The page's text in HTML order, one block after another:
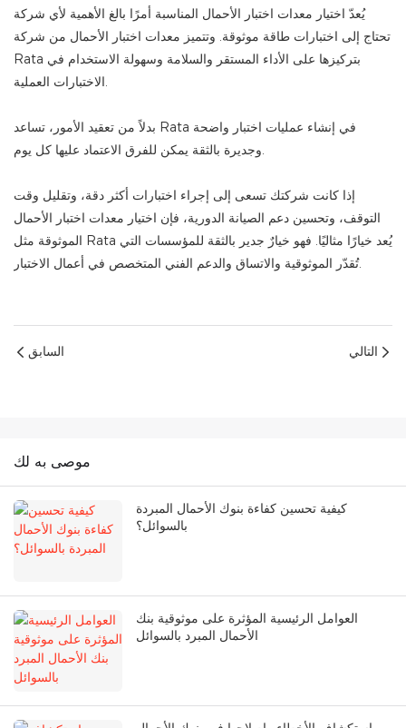
يُعدّ اختيار معدات اختبار الأحمال المناسبة أمرًا بالغ الأهمية لأي شركة
تحتاج إلى اختبارات طاقة موثوقة. وتتميز معدات اختبار الأحمال من شركة
Rata بتركيزها على الأداء المستقر والسلامة وسهولة الاستخدام في
الاختبارات العملية.
بدلاً من تعقيد الأمور، تساعد Rata في إنشاء عمليات اختبار واضحة
وجديرة بالثقة يمكن للفرق الاعتماد عليها كل يوم.
إذا كانت شركتك تسعى إلى إجراء اختبارات أكثر دقة، وتقليل وقت
التوقف، وتحسين دعم الصيانة الدورية، فإن اختيار معدات اختبار الأحمال
الموثوقة مثل Rata يُعد خيارًا مثاليًا. فهو خيارٌ جدير بالثقة للمؤسسات التي
تُقدّر الموثوقية والاتساق والدعم الفني المتخصص في أعمال الاختبار.
السابق التالي
موصى به لك
كيفية تحسين كفاءة بنوك الأحمال المبردة
بالسوائل؟
العوامل الرئيسية المؤثرة على موثوقية بنك
الأحمال المبرد بالسوائل